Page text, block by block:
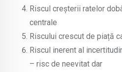
Riscul creșterii ratelor
centrale
Riscului crescut de piață
Riscul inerent al
– risc de neevitat dar